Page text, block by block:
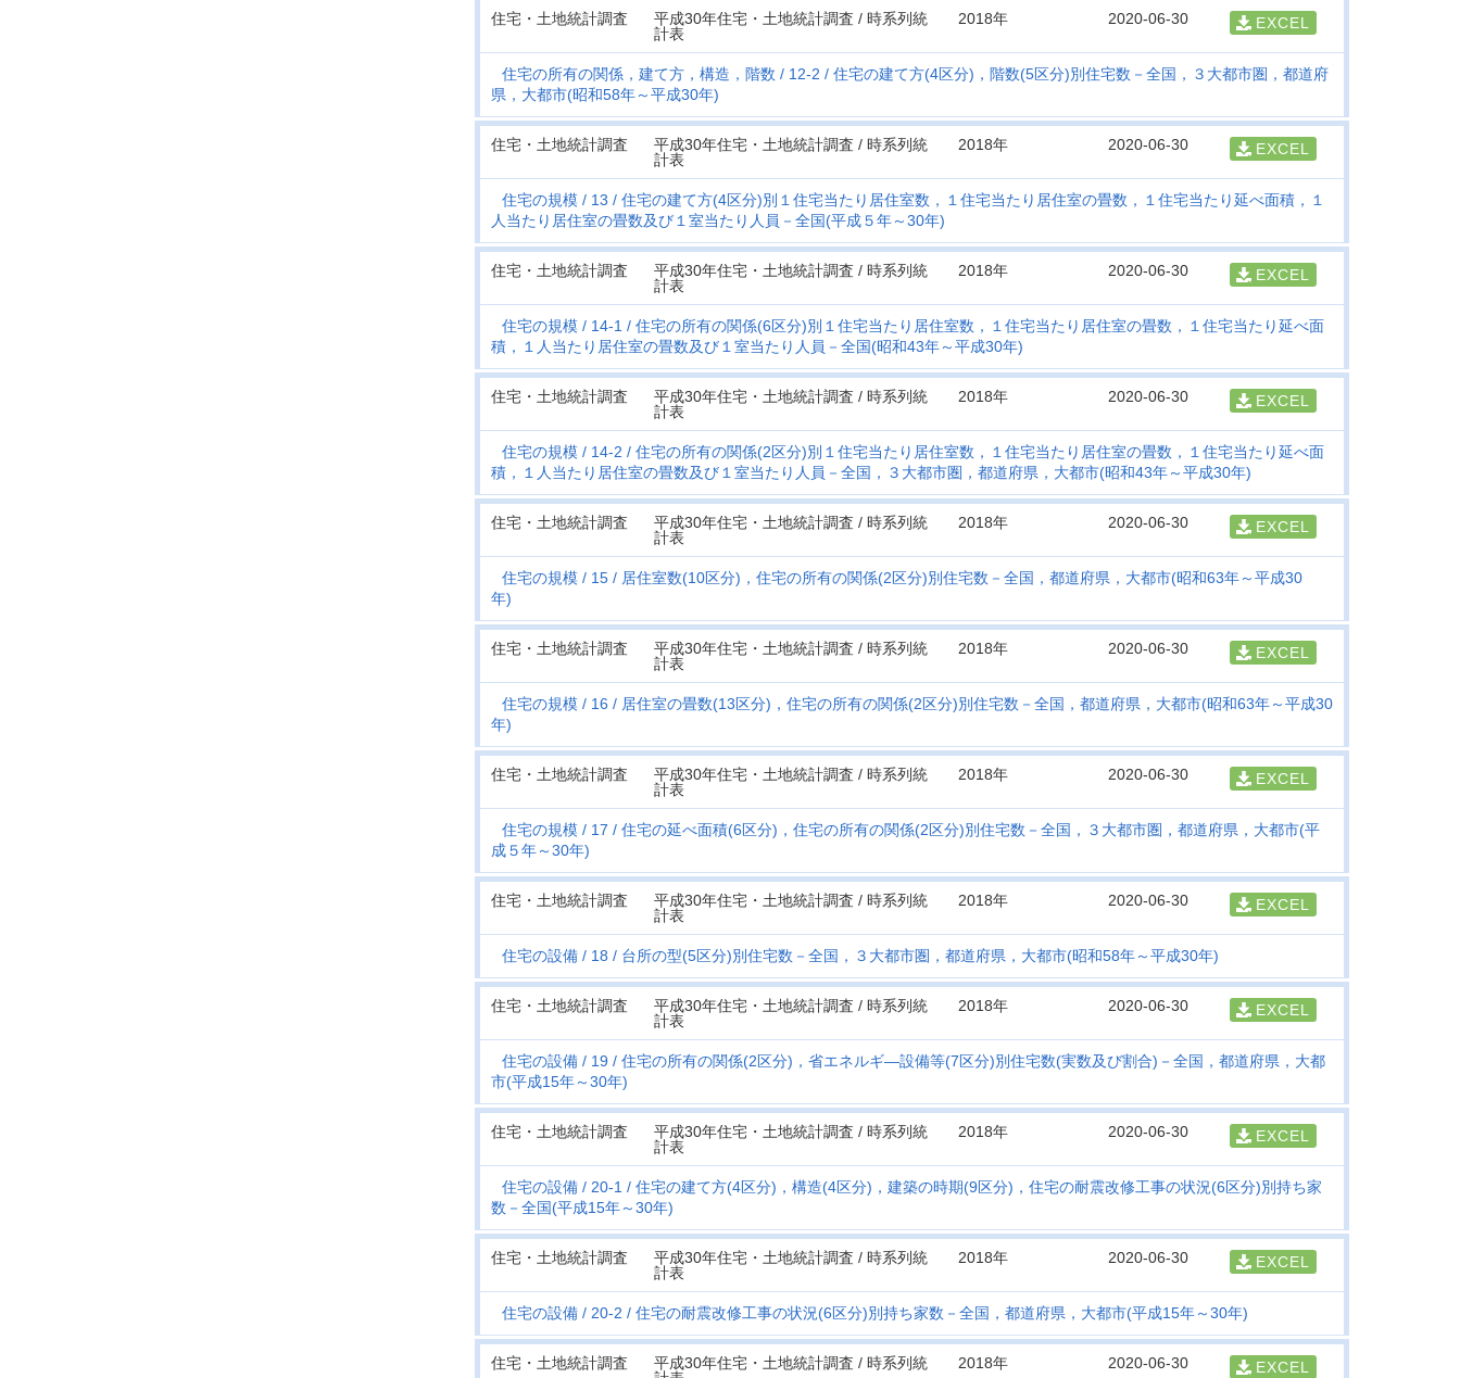
住宅・土地統計調査
平成30年住宅・土地統計調査 / 時系列統
計表
2018年 2020-06-30 EXCEL
住宅の所有の関係，建て方，構造，階数 12-2
住宅の建て方(4区分)，階数(5区分)別住宅数－全国，３大都市圏，都道府
県，大都市(昭和58年～平成30年)
住宅・土地統計調査
平成30年住宅・土地統計調査 / 時系列統
計表
2018年 2020-06-30 EXCEL
住宅の規模 13
住宅の建て方(4区分)別１住宅当たり居住室数，１住宅当たり居住室の畳数，１住宅当たり延べ面積，１
人当たり居住室の畳数及び１室当たり人員－全国(平成５年～30年)
住宅・土地統計調査
平成30年住宅・土地統計調査 / 時系列統
計表
2018年 2020-06-30 EXCEL
住宅の規模 14-1
住宅の所有の関係(6区分)別１住宅当たり居住室数，１住宅当たり居住室の畳数，１住宅当たり延べ面
積，１人当たり居住室の畳数及び１室当たり人員－全国(昭和43年～平成30年)
住宅・土地統計調査
平成30年住宅・土地統計調査 / 時系列統
計表
2018年 2020-06-30 EXCEL
住宅の規模 14-2
住宅の所有の関係(2区分)別１住宅当たり居住室数，１住宅当たり居住室の畳数，１住宅当たり延べ面
積，１人当たり居住室の畳数及び１室当たり人員－全国，３大都市圏，都道府県，大都市(昭和43年～平成30年)
住宅・土地統計調査
平成30年住宅・土地統計調査 / 時系列統
計表
2018年 2020-06-30 EXCEL
住宅の規模 15
居住室数(10区分)，住宅の所有の関係(2区分)別住宅数－全国，都道府県，大都市(昭和63年～平成30
年)
住宅・土地統計調査
平成30年住宅・土地統計調査 / 時系列統
計表
2018年 2020-06-30 EXCEL
住宅の規模 16
居住室の畳数(13区分)，住宅の所有の関係(2区分)別住宅数－全国，都道府県，大都市(昭和63年～平成30
年)
住宅・土地統計調査
平成30年住宅・土地統計調査 / 時系列統
計表
2018年 2020-06-30 EXCEL
住宅の規模 17
住宅の延べ面積(6区分)，住宅の所有の関係(2区分)別住宅数－全国，３大都市圏，都道府県，大都市(平
成５年～30年)
住宅・土地統計調査
平成30年住宅・土地統計調査 / 時系列統
計表
2018年 2020-06-30 EXCEL
住宅の設備 18 台所の型(5区分)別住宅数－全国，３大都市圏，都道府県，大都市(昭和58年～平成30年)
住宅・土地統計調査
平成30年住宅・土地統計調査 / 時系列統
計表
2018年 2020-06-30 EXCEL
住宅の設備 19
住宅の所有の関係(2区分)，省エネルギ―設備等(7区分)別住宅数(実数及び割合)－全国，都道府県，大都
市(平成15年～30年)
住宅・土地統計調査
平成30年住宅・土地統計調査 / 時系列統
計表
2018年 2020-06-30 EXCEL
住宅の設備 20-1
住宅の建て方(4区分)，構造(4区分)，建築の時期(9区分)，住宅の耐震改修工事の状況(6区分)別持ち家
数－全国(平成15年～30年)
住宅・土地統計調査
平成30年住宅・土地統計調査 / 時系列統
計表
2018年 2020-06-30 EXCEL
住宅の設備 20-2 住宅の耐震改修工事の状況(6区分)別持ち家数－全国，都道府県，大都市(平成15年～30年)
住宅・土地統計調査
平成30年住宅・土地統計調査 / 時系列統
2018年 2020-06-30 EXCEL